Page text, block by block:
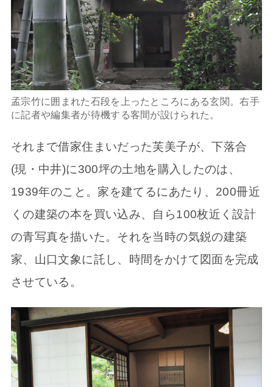
孟宗竹に囲まれた石段を上ったところにある玄関。右手
に記者や編集者が待機する客間が設けられた。
それまで借家住まいだった芙美子が、下落合
(現・中井)に300坪の土地を購入したのは、
1939年のこと。家を建てるにあたり、200冊近
くの建築の本を買い込み、自ら100枚近く設計
の青写真を描いた。それを当時の気鋭の建築
家、山口文象に託し、時間をかけて図面を完成
させている。